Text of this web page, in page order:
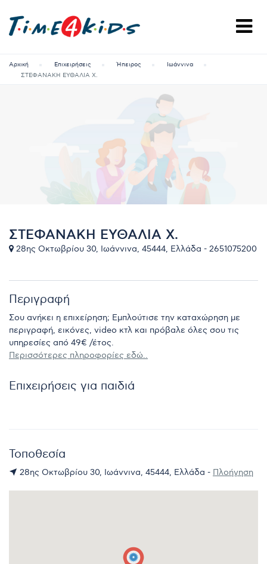
Αρχική Επιχειρήσεις Ήπειρος
Ιωάννινα
ΣΤΕΦΑΝΑΚΗ ΕΥΘΑΛΙΑ Χ.
ΣΤΕΦΑΝΑΚΗ ΕΥΘΑΛΙΑ Χ.
28ης Οκτωβρίου 30, Ιωάννινα, 45444, Ελλάδα - 2651075200
Περιγραφή
Σου ανήκει η επιχείρηση; Εμπλούτισε την καταχώρηση με
περιγραφή, εικόνες, video κτλ και πρόβαλε όλες σου τις
υπηρεσίες από 49€ /έτος.
Περισσότερες πληροφορίες εδώ..
Επιχειρήσεις για παιδιά
Τοποθεσία
28ης Οκτωβρίου 30, Ιωάννινα, 45444, Ελλάδα - Πλοήγηση